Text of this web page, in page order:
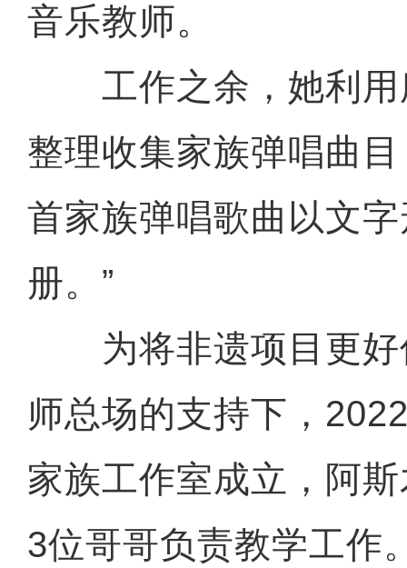
音乐教师。
工作之余，她利用
整理收集家族弹唱曲
首家族弹唱歌曲以文
册。”
为将非遗项目更好
师总场的支持下，
家族工作室成立，阿
3位哥哥负责教学工作